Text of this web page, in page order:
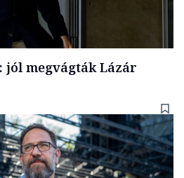
jól megvágták Lázár